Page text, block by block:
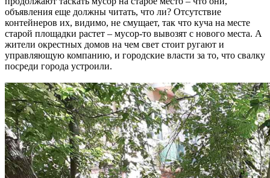
объявления еще должны читать, что ли? Отсутствие
контейнеров их, видимо, не смущает, так что куча на месте
старой площадки растет – мусор-то вывозят с нового места. А
жители окрестных домов на чем свет стоит ругают и
управляющую компанию, и городские власти за то, что свалку
посреди города устроили.